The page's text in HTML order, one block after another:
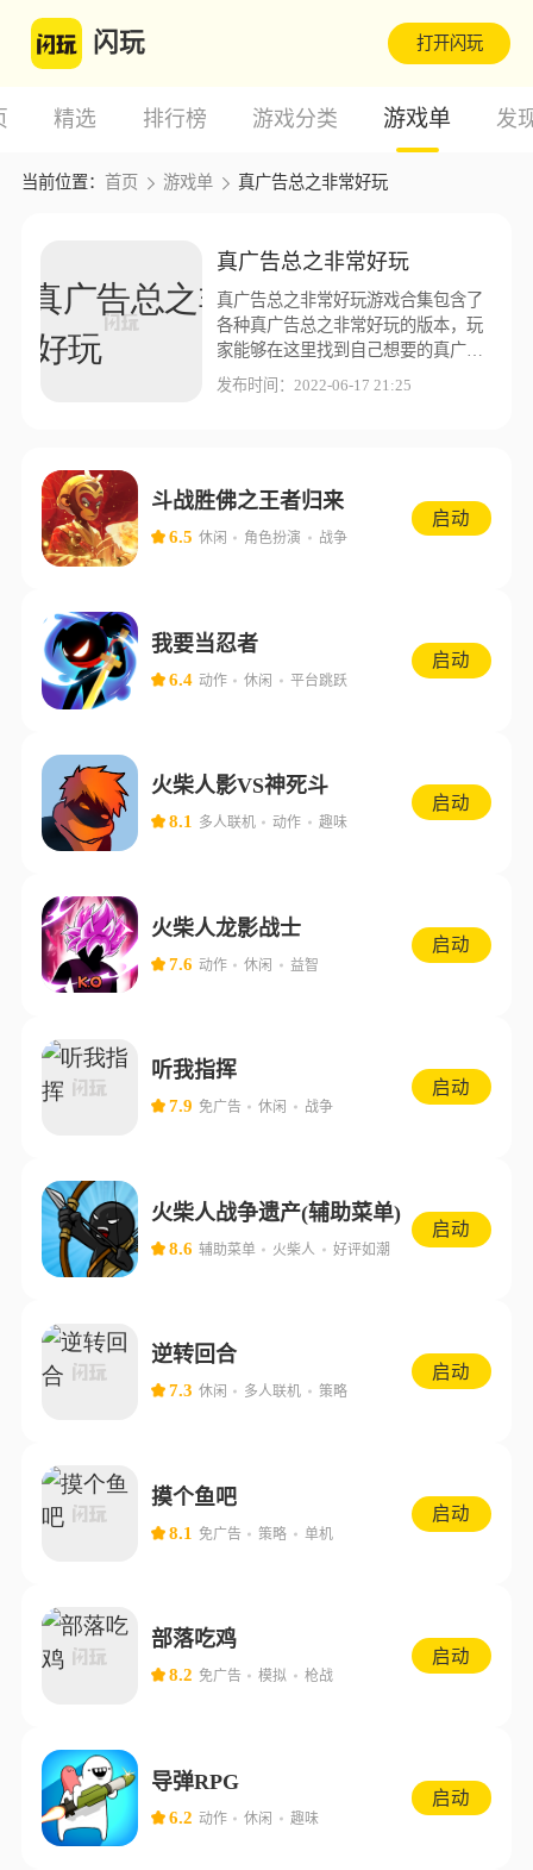
闪玩 打开闪玩
精选 排行榜 游戏分类 游戏单 发
当前位置： 首页 游戏单 真广告总之非常好玩
真广告总之非常好玩
真广告总之非常好玩游戏合集包含了
各种真广告总之非常好玩的版本，玩
家能够在这里找到自己想要的真广告
总之非常好玩版本，闪玩游戏盒子为
发布时间：2022-06-17 21:25
斗战胜佛之王者归来
6.5 休闲 角色扮演 战争
启动
我要当忍者
6.4 动作 休闲 平台跳跃
启动
火柴人影VS神死斗
8.1 多人联机 动作 趣味
启动
火柴人龙影战士
7.6 动作 休闲 益智
启动
听我指挥
7.9 免广告 休闲 战争
启动
火柴人战争遗产(辅助菜单)
8.6 辅助菜单 火柴人 好评如潮
启动
逆转回合
7.3 休闲 多人联机 策略
启动
摸个鱼吧
8.1 免广告 策略 单机
启动
部落吃鸡
8.2 免广告 模拟 枪战
启动
导弹RPG
6.2 动作 休闲 趣味
启动